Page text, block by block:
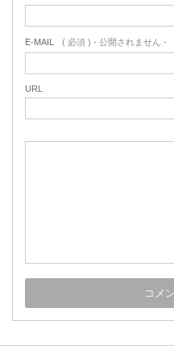
E-MAIL ( 必須 ) - 公開されません -
URL